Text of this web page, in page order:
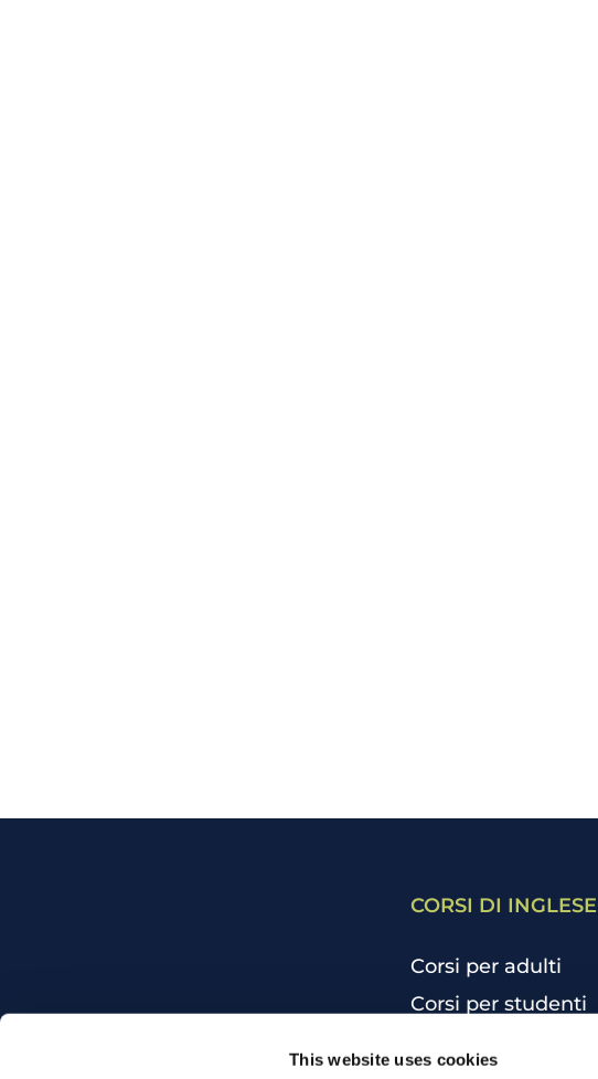
This website uses cookies
CORSI DI INGLESE
Corsi per adulti
Corsi per studenti